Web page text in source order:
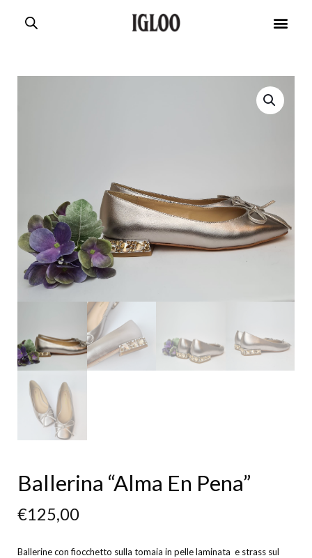
Ballerina “Alma En Pena”
€125,00
Ballerine con fiocchetto sulla tomaia in pelle laminata e strass sul